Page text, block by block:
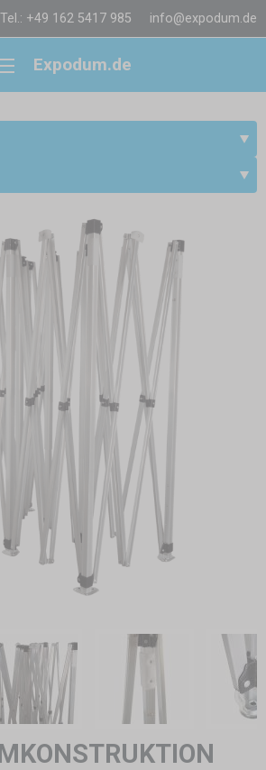
Tel.: +49 162 5417 985 info@expodum.de
Expodum.de